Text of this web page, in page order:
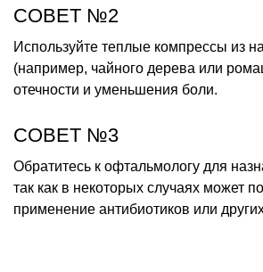
СОВЕТ №2
Используйте теплые компрессы из
(например, чайного дерева или
отечности и уменьшения боли.
СОВЕТ №3
Обратитесь к офтальмологу для
так как в некоторых случаях может
применение антибиотиков или